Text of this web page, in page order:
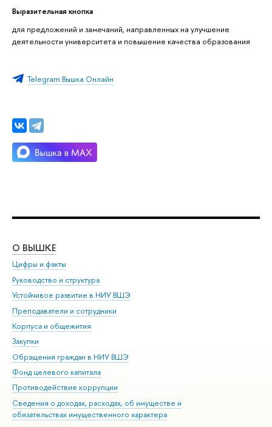
Выразительная кнопка
для предложений и замечаний, направленных на улучшение
деятельности университета и повышение качества образования
Telegram Вышка Онлайн
О ВЫШКЕ
Цифры и факты
Руководство и структура
Устойчивое развитие в НИУ ВШЭ
Преподаватели и сотрудники
Корпуса и общежития
Закупки
Обращения граждан в НИУ ВШЭ
Фонд целевого капитала
Противодействие коррупции
Сведения о доходах, расходах, об имуществе и
обязательствах имущественного характера